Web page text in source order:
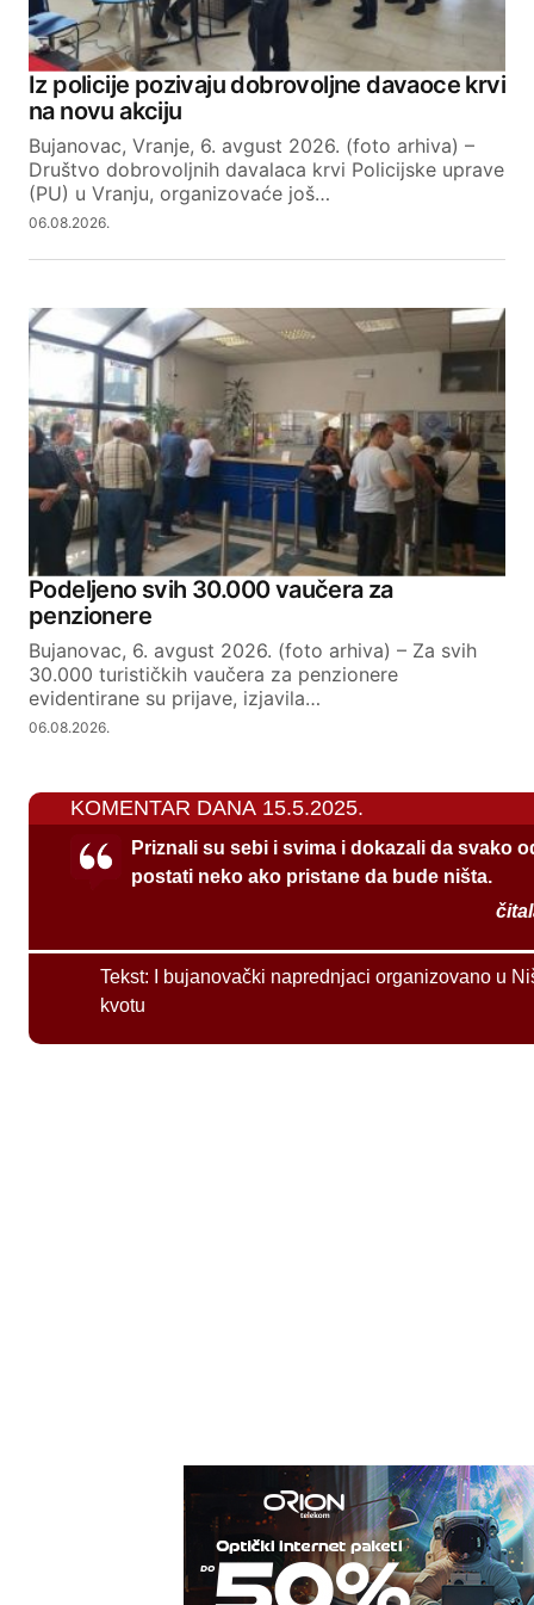
Iz policije pozivaju dobrovoljne davaoce krvi
na novu akciju
Bujanovac, Vranje, 6. avgust 2026. (foto arhiva) –
Društvo dobrovoljnih davalaca krvi Policijske uprave
(PU) u Vranju, organizovaće još…
06.08.2026.
Podeljeno svih 30.000 vaučera za
penzionere
Bujanovac, 6. avgust 2026. (foto arhiva) – Za svih
30.000 turističkih vaučera za penzionere
evidentirane su prijave, izjavila…
06.08.2026.
KOMENTAR DANA 15.5.2025.
Priznali su sebi i svima i dokazali da svako
postati neko ako pristane da bude ništa.
Tekst:
I bujanovački naprednjaci organizovano u
kvotu